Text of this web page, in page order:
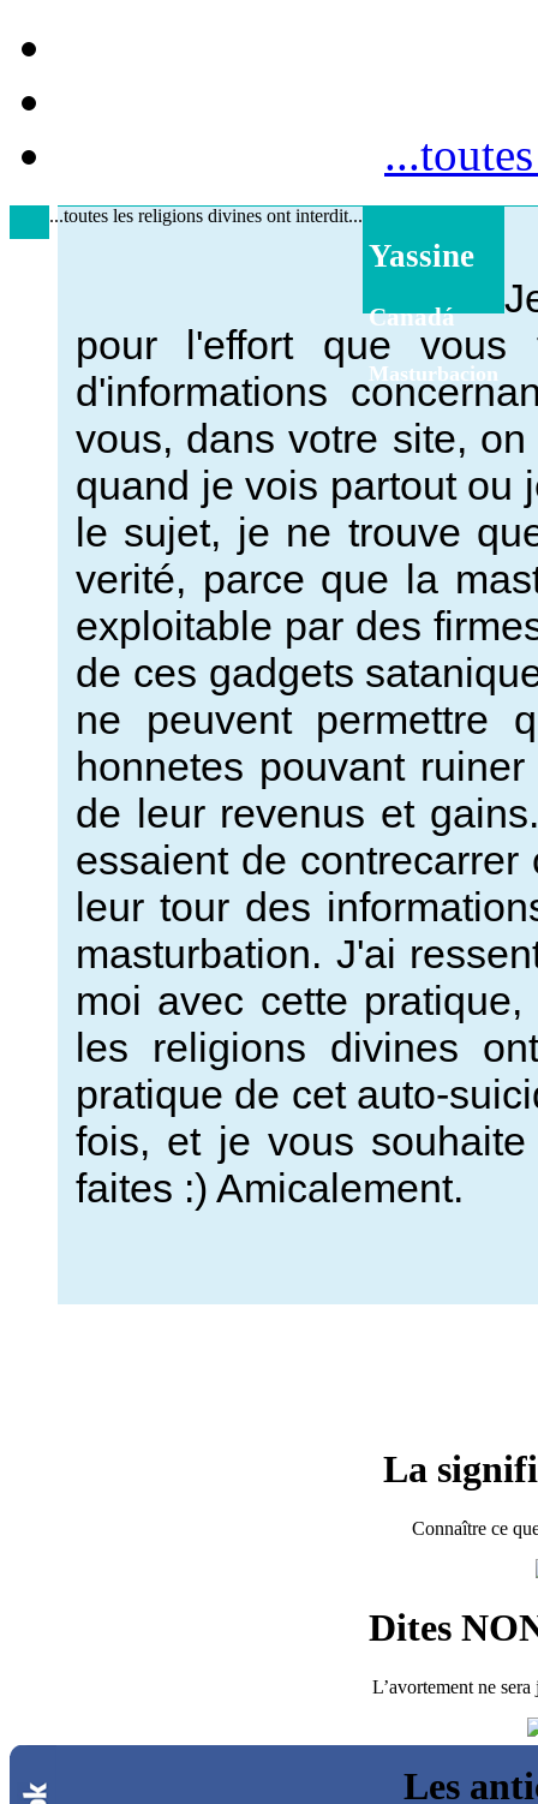
...toutes les religions divines ont interdit...
Yassine
Canadá
Masturbacion
pour l'effort que vous
d'informations
vous, dans votre site,
quand je vois partout ou
le sujet, je ne trouve
verité, parce que la
exploitable par des
de ces gadgets
ne peuvent permettre
honnetes pouvant
de leur revenus et
essaient de
leur tour des
masturbation. J'ai
moi avec cette
les religions divines
pratique de cet auto-
fois, et je vous
faites :) Amicalement.
La
Connaître ce
Dites
L’avortement ne
Les